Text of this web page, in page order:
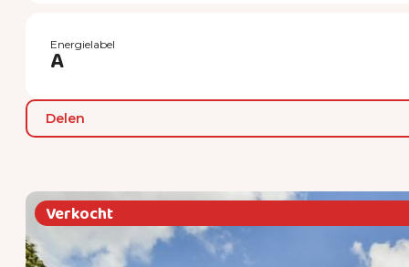
Energielabel
A
Delen
Verkocht